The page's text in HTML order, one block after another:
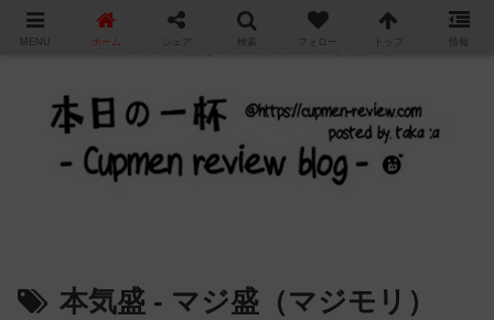
カップ麺の新商品をレビュー / アレンジするブログ
本気盛 - マジ盛（マジモリ）
MENU ホーム シェア 検索 フォロー トップ 情報